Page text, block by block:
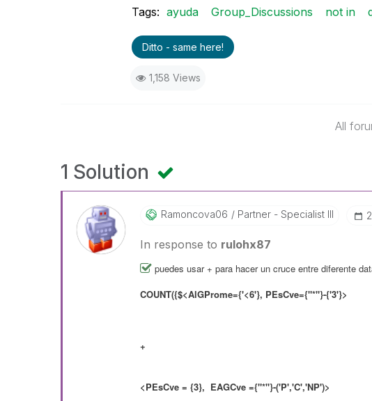
Tags: ayuda Group_Discussions not in
Ditto - same here!
1,158 Views
All
1 Solution
Ramoncova06 Partner - Specialist III
In response to rulohx87
puedes usar + para hacer un cruce entre diferente
COUNT({$<AlGProme={'<6'}, PEsCve={"*"}-{'3'}>
+
<PEsCve = {3}, EAGCve ={"*"}-('P','C','NP')>